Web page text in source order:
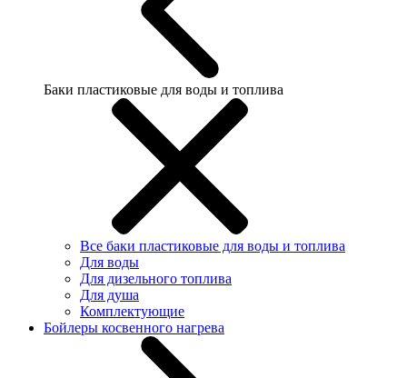
Баки пластиковые для воды и топлива
Все баки пластиковые для воды и топлива
Для воды
Для дизельного топлива
Для душа
Комплектующие
Бойлеры косвенного нагрева